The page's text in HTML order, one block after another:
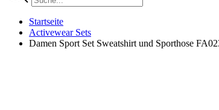
Startseite
Activewear Sets
Damen Sport Set Sweatshirt und Sporthose